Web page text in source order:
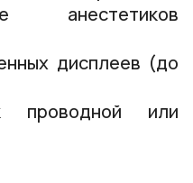
анестетиков
дисплеев (до
или